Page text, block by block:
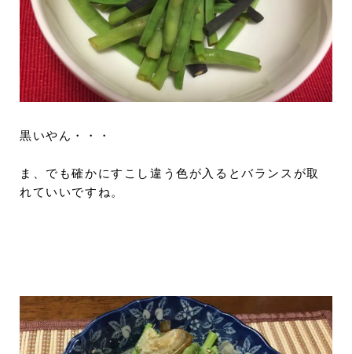
黒いやん・・・
ま、でも確かにすこし違う色が入るとバランスが取
れていいですね。